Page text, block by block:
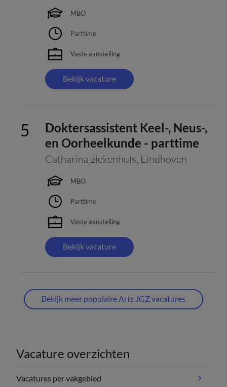
MBO
Parttime
Vaste aanstelling
Bekijk vacature
Doktersassistent Keel-, Neus-,
en Oorheelkunde - parttime
Catharina ziekenhuis, Eindhoven
MBO
Parttime
Vaste aanstelling
Bekijk vacature
Bekijk meer populaire Arts JGZ vacatures
Vacature overzichten
Vacatures per vakgebied